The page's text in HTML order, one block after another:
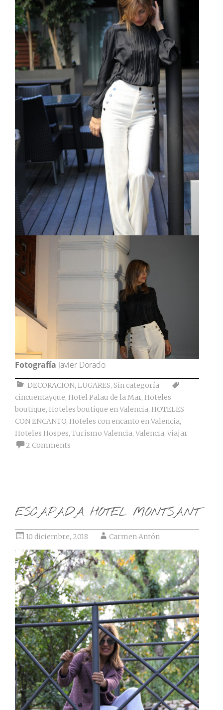
Fotografía Javier Dorado
DECORACION, LUGARES, Sin categoría
cincuentayque, Hotel Palau de la Mar, Hoteles
boutique, Hoteles boutique en Valencia, HOTELES
CON ENCANTO, Hoteles con encanto en Valencia,
Hoteles Hospes, Turismo Valencia, Valencia, viajar
2 Comments
ESCAPADA HOTEL MONTSANT
10 diciembre, 2018 Carmen Antón